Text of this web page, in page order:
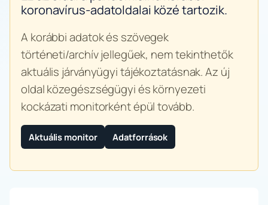
koronavírus-adatoldalai közé tartozik.
A korábbi adatok és szövegek
történeti/archív jellegűek, nem tekinthetők
aktuális járványügyi tájékoztatásnak. Az új
oldal közegészségügyi és környezeti
kockázati monitorként épül tovább.
Aktuális monitor Adatforrások